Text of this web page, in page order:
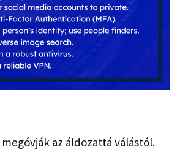
az áldozattá válástól.